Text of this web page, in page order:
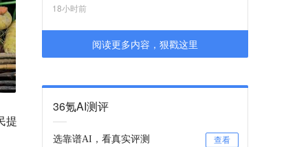
提
18小时前
阅读更多内容，狠戳这里
36氪AI测评
选靠谱AI，看真实评测 查看